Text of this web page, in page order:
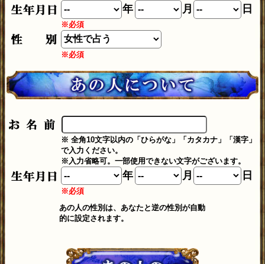
年 月 日
※必須
※必須
※ 全角10文字以内の「ひらがな」「カタカナ」「漢字」
で入力ください。
※入力省略可。一部使用できない文字がございます。
年 月 日
※必須
あの人の性別は、あなたと逆の性別が自動
的に設定されます。